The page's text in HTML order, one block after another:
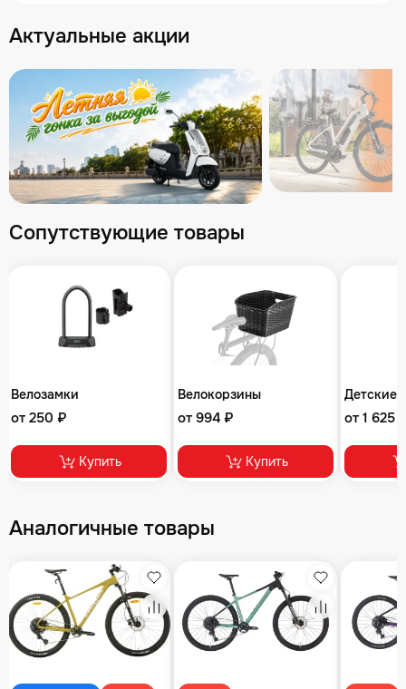
Актуальные акции
Сопутствующие товары
Велозамки
от 250 ₽
Купить
Велокорзины
от 994 ₽
Купить
Детские
от 1 625
Аналогичные товары
Избранное
Сравнение
Избранное
Сравнение